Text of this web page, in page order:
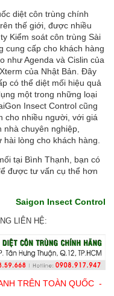
diệt côn trùng chính
thế giới, được nhiều
Kiểm soát côn trùng Sài
cung cấp cho khách hàng
như Agenda và Cislin của
của Nhật Bản. Đây
có thể diệt mối hiệu quả
một trong những loại
Insect Control cũng
cho nhiều người, với giá
chuyên nghiệp,
lòng cho khách hàng.
tại Bình Thạnh, bạn có
được tư vấn cụ thể hơn
Saigon Insect Control
LIÊN HỆ:
TRÊN TOÀN QUỐC -